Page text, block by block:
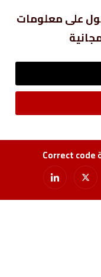
على معلومات